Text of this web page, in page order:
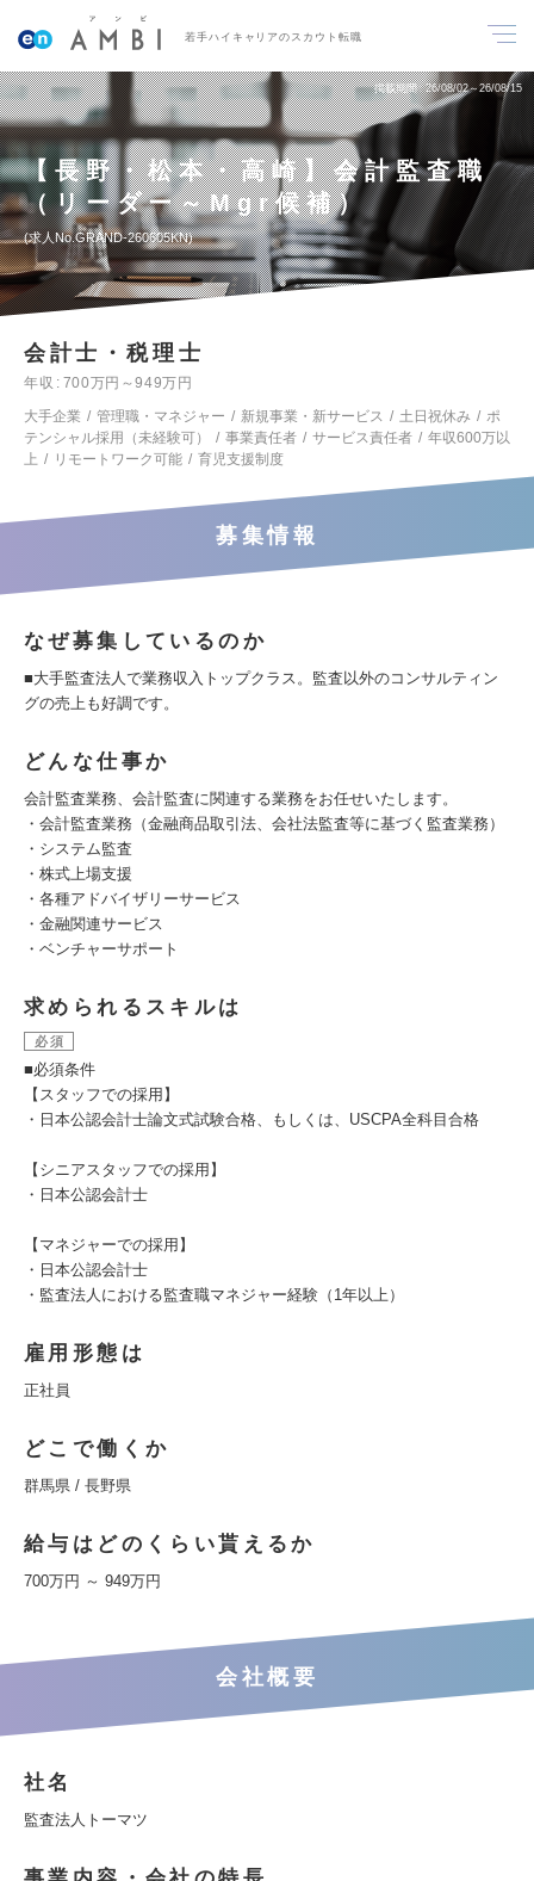
若手ハイキャリアのスカウト転職
掲載期間 26/08/02～26/08/15
【長野・松本・高崎】会計監査職
（リーダー～Mgr候補）
求人No.GRAND-260605KN
会計士・税理士
年収
700万円～949万円
大手企業
管理職・マネジャー 新規事業・新サービス 土日祝休み
ポ
テンシャル採用（未経験可）
事業責任者 サービス責任者
年収600万以
上
リモートワーク可能 育児支援制度
募集情報
なぜ募集しているのか
■大手監査法人で業務収入トップクラス。監査以外のコンサルティン
グの売上も好調です。
どんな仕事か
会計監査業務、会計監査に関連する業務をお任せいたします。
・会計監査業務（金融商品取引法、会社法監査等に基づく監査業務）
・システム監査
・株式上場支援
・各種アドバイザリーサービス
・金融関連サービス
・ベンチャーサポート
求められるスキルは
必須
■必須条件
【スタッフでの採用】
・日本公認会計士論文式試験合格、もしくは、USCPA全科目合格
【シニアスタッフでの採用】
・日本公認会計士
【マネジャーでの採用】
・日本公認会計士
・監査法人における監査職マネジャー経験（1年以上）
雇用形態は
正社員
どこで働くか
群馬県 / 長野県
給与はどのくらい貰えるか
700万円 ～ 949万円
会社概要
社名
監査法人トーマツ